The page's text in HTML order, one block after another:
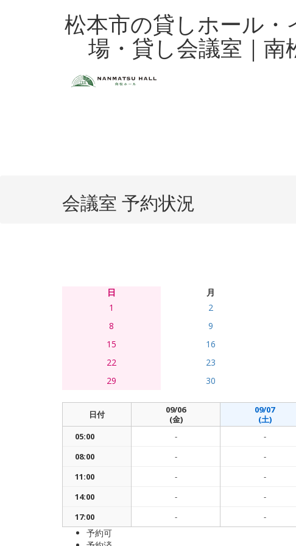
松本市の貸しホール・
場・貸し会議室｜南
会議室 予約状況
日 月
1
2
8
9
15
16
22
23
29
30
日付
09/06
(金)
09/07
(土)
05:00
- -
08:00
- -
11:00
- -
14:00
- -
17:00
- -
予約可